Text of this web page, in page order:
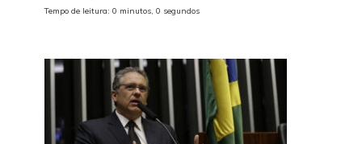
Tempo de leitura: 0 minutos, 0 segundos